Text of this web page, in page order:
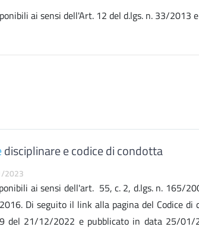
ai sensi dell'Art. 12 del d.lgs. n. 33/2013
disciplinare e codice di condotta
2023
ai sensi dell'art. 55, c. 2, d.lgs. n. 165/
Di seguito il link alla pagina del Codice di
del 21/12/2022 e pubblicato in data 25/